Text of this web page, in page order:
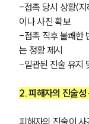
-접촉 당시 상황(지
이나 사진 확보
-접촉 직후 불쾌한
는 정황 제시
-일관된 진술 유지
2. 피해자의 진술성